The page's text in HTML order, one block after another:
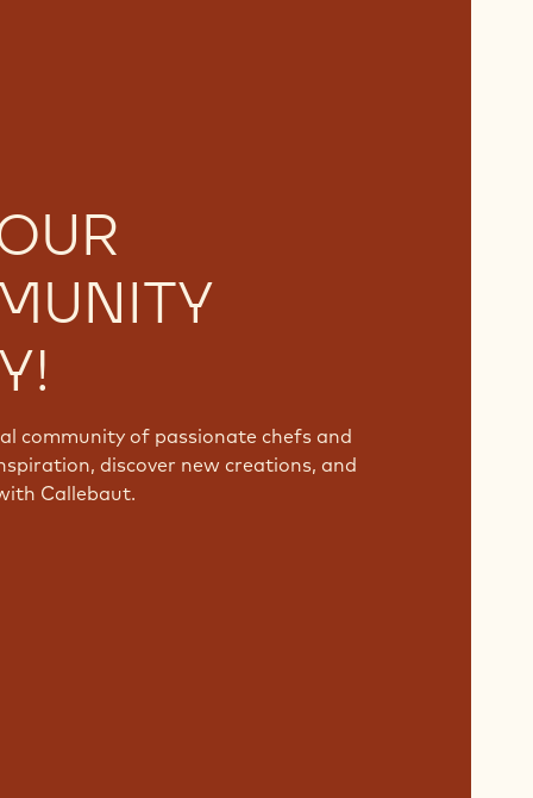
community of passionate chefs and
discover new creations, and
Callebaut.